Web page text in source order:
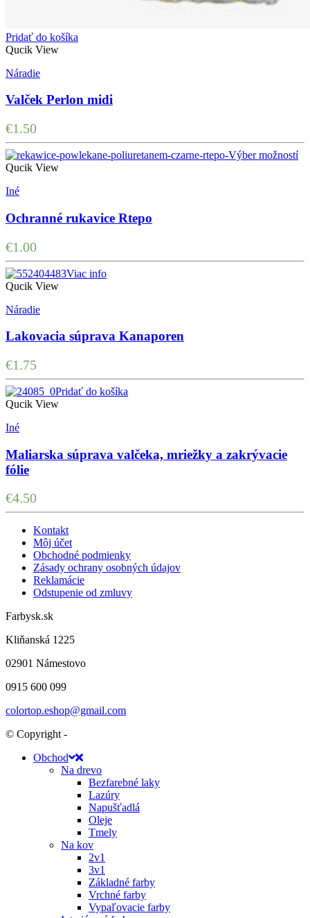
Pridať do košíka
Qucik View
Náradie
Valček Perlon midi
€1.50
Výber možností
Qucik View
Iné
Ochranné rukavice Rtepo
€1.00
Viac info
Qucik View
Náradie
Lakovacia súprava Kanaporen
€1.75
Pridať do košíka
Qucik View
Iné
Maliarska súprava valčeka, mriežky a zakrývacie
fólie
€4.50
Kontakt
Môj účet
Obchodné podmienky
Zásady ochrany osobných údajov
Reklamácie
Odstupenie od zmluvy
Farbysk.sk
Kliňanská 1225
02901 Námestovo
0915 600 099
colortop.eshop@gmail.com
© Copyright -
Obchod
Na drevo
Bezfarebné laky
Lazúry
Napušťadlá
Oleje
Tmely
Na kov
2v1
3v1
Základné farby
Vrchné farby
Vypaľovacie farby